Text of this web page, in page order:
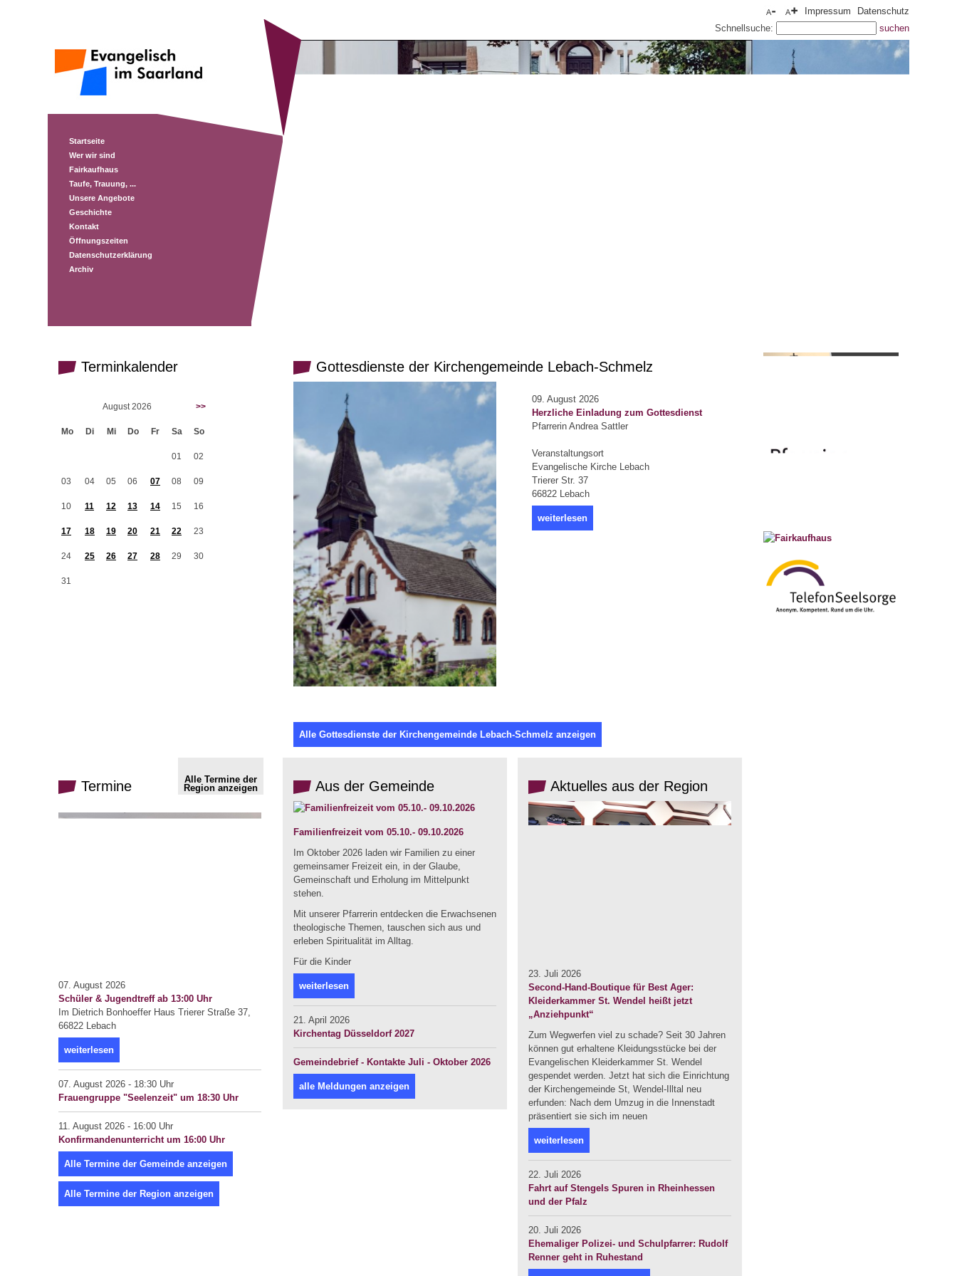
Startseite
Wer wir sind
Fairkaufhaus
Taufe, Trauung, ...
Unsere Angebote
Geschichte
Kontakt
Öffnungszeiten
Datenschutzerklärung
Archiv
Impressum
Datenschutz
Schnellsuche:
Terminkalender
August 2026 >>
Mo Di Mi Do Fr Sa So
01 02
03 04 05 06 07 08 09
10 11 12 13 14 15 16
17 18 19 20 21 22 23
24 25 26 27 28 29 30
31
Gottesdienste der Kirchengemeinde Lebach-Schmelz
09. August 2026
Herzliche Einladung zum Gottesdienst
Pfarrerin Andrea Sattler
Veranstaltungsort
Evangelische Kirche Lebach
Trierer Str. 37
66822 Lebach
weiterlesen
Alle Gottesdienste der Kirchengemeinde Lebach-Schmelz anzeigen
Termine
Alle Termine der
Region anzeigen
07. August 2026
Schüler & Jugendtreff ab 13:00 Uhr
Im Dietrich Bonhoeffer Haus Trierer Straße 37,
66822 Lebach
weiterlesen
07. August 2026 - 18:30 Uhr
Frauengruppe "Seelenzeit" um 18:30 Uhr
11. August 2026 - 16:00 Uhr
Konfirmandenunterricht um 16:00 Uhr
Alle Termine der Gemeinde anzeigen
Alle Termine der Region anzeigen
Aus der Gemeinde
Familienfreizeit vom 05.10.- 09.10.2026
Im Oktober 2026 laden wir Familien zu einer
gemeinsamer Freizeit ein, in der Glaube,
Gemeinschaft und Erholung im Mittelpunkt
stehen.
Mit unserer Pfarrerin entdecken die Erwachsenen
theologische Themen, tauschen sich aus und
erleben Spiritualität im Alltag.
Für die Kinder
weiterlesen
21. April 2026
Kirchentag Düsseldorf 2027
Gemeindebrief - Kontakte Juli - Oktober 2026
alle Meldungen anzeigen
Aktuelles aus der Region
23. Juli 2026
Second-Hand-Boutique für Best Ager:
Kleiderkammer St. Wendel heißt jetzt
„Anziehpunkt“
Zum Wegwerfen viel zu schade? Seit 30 Jahren
können gut erhaltene Kleidungsstücke bei der
Evangelischen Kleiderkammer St. Wendel
gespendet werden. Jetzt hat sich die Einrichtung
der Kirchengemeinde St, Wendel-Illtal neu
erfunden: Nach dem Umzug in die Innenstadt
präsentiert sie sich im neuen
weiterlesen
22. Juli 2026
Fahrt auf Stengels Spuren in Rheinhessen
und der Pfalz
20. Juli 2026
Ehemaliger Polizei- und Schulpfarrer: Rudolf
Renner geht in Ruhestand